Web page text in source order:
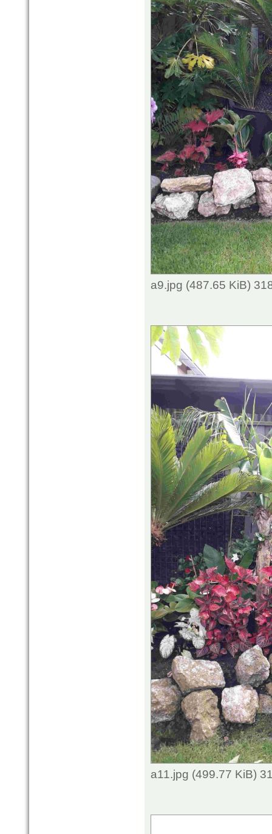
a9.jpg (487.65 KiB)
a11.jpg (499.77 KiB)